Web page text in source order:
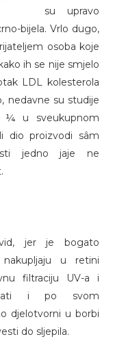
su upravo
bijela. Vrlo dugo,
osoba koje
ih se nije smjelo
LDL kolesterola
nedavne su studije
¼ u sveukupnom
dio proizvodi sâm
jedno jaje ne
jer je bogato
u retini
filtraciju UV-a i
i po svom
djelotvorni u borbi
do sljepila.